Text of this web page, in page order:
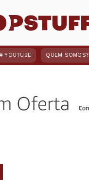
YOUTUBE QUEM SOMOS?